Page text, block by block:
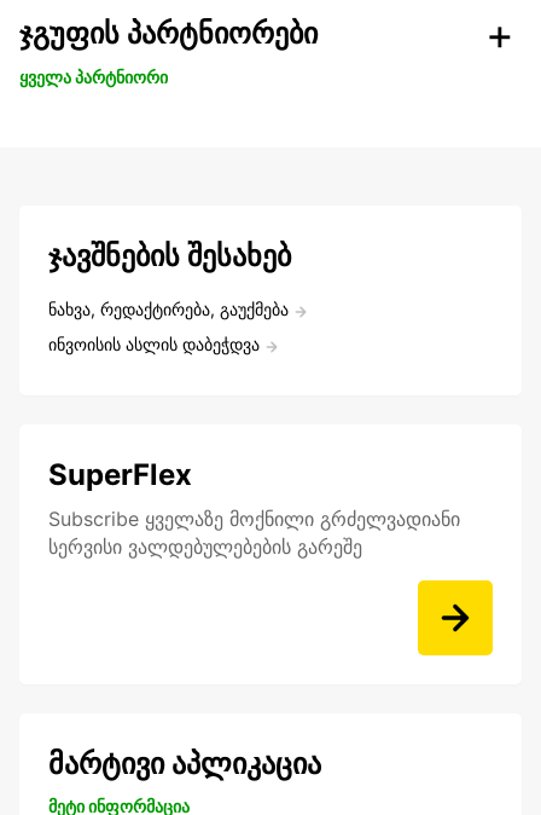
ჯგუფის პარტნიორები
ყველა პარტნიორი
ჯავშნების შესახებ
ნახვა, რედაქტირება, გაუქმება
ინვოისის ასლის დაბეჭდვა
SuperFlex
Subscribe ყველაზე მოქნილი გრძელვადიანი
სერვისი ვალდებულებების გარეშე
მარტივი აპლიკაცია
მეტი ინფორმაცია